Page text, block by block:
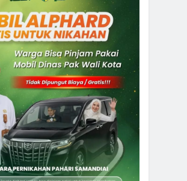
Ketua dan Empat Komisioner
KPU Kotim Resmi Jadi